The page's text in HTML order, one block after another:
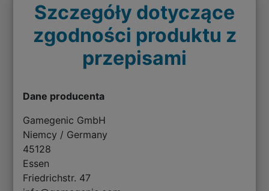
Szczegóły dotyczące
zgodności produktu z
przepisami
Dane producenta
Gamegenic GmbH
Niemcy / Germany
45128
Essen
Friedrichstr. 47